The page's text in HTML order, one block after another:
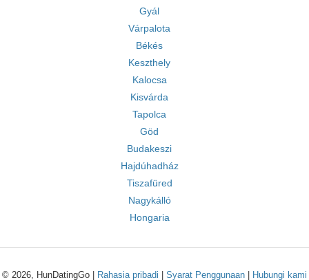
Gyál
Várpalota
Békés
Keszthely
Kalocsa
Kisvárda
Tapolca
Göd
Budakeszi
Hajdúhadház
Tiszafüred
Nagykálló
Hongaria
© 2026, HunDatingGo | Rahasia pribadi Syarat Penggunaan Hubungi kami